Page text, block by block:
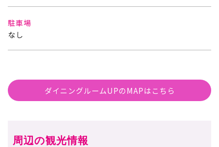
駐車場
なし
ダイニングルームUPのMAPはこちら
周辺の観光情報